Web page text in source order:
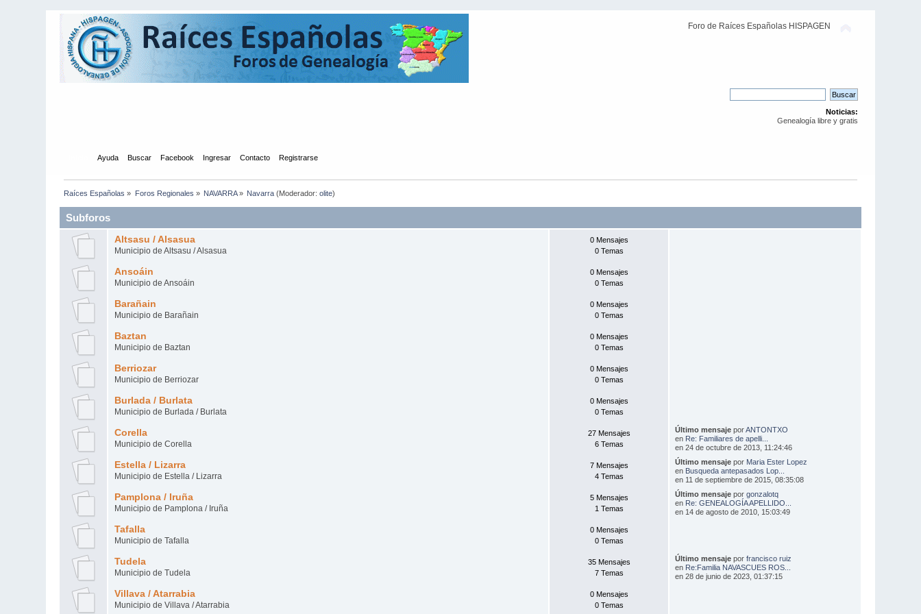
Foro de Raíces Españolas HISPAGEN
Noticias:
Genealogía libre y gratis
Ayuda Buscar Facebook Ingresar Contacto Registrarse
Raíces Españolas » Foros Regionales » NAVARRA» Navarra (Moderador:olite)
Subforos
Altsasu / Alsasua
Municipio de Altsasu / Alsasua
0 Mensajes
0 Temas
Ansoáin
Municipio de Ansoáin
0 Mensajes
0 Temas
Barañain
Municipio de Barañain
0 Mensajes
0 Temas
Baztan
Municipio de Baztan
0 Mensajes
0 Temas
Berriozar
Municipio de Berriozar
0 Mensajes
0 Temas
Burlada / Burlata
Municipio de Burlada / Burlata
0 Mensajes
0 Temas
Corella
Municipio de Corella
27 Mensajes
6 Temas
Último mensajeporANTONTXO
en Re: Familiares de apelli...
en 24 de octubre de 2013, 11:24:46
Estella / Lizarra
Municipio de Estella / Lizarra
7 Mensajes
4 Temas
Último mensajepor Maria Ester Lopez
en Busqueda antepasados Lop...
en 11 de septiembre de 2015, 08:35:08
Pamplona / Iruña
Municipio de Pamplona / Iruña
5 Mensajes
1 Temas
Último mensajepor gonzalotq
en Re: GENEALOGÍA APELLIDO...
en 14 de agosto de 2010, 15:03:49
Tafalla
Municipio de Tafalla
0 Mensajes
0 Temas
Tudela
Municipio de Tudela
35 Mensajes
7 Temas
Último mensajepor francisco ruiz
en Re:Familia NAVASCUES ROS...
en 28 de junio de 2023, 01:37:15
Villava / Atarrabia
Municipio de Villava / Atarrabia
0 Mensajes
0 Temas